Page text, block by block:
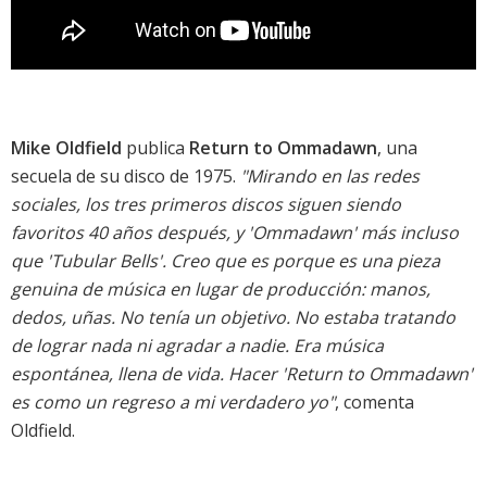
Mike Oldfield publica Return to Ommadawn, una
secuela de su disco de 1975. "Mirando en las redes
sociales, los tres primeros discos siguen siendo
favoritos 40 años después, y 'Ommadawn' más incluso
que 'Tubular Bells'. Creo que es porque es una pieza
genuina de música en lugar de producción: manos,
dedos, uñas. No tenía un objetivo. No estaba tratando
de lograr nada ni agradar a nadie. Era música
espontánea, llena de vida. Hacer 'Return to Ommadawn'
es como un regreso a mi verdadero yo", comenta
Oldfield.